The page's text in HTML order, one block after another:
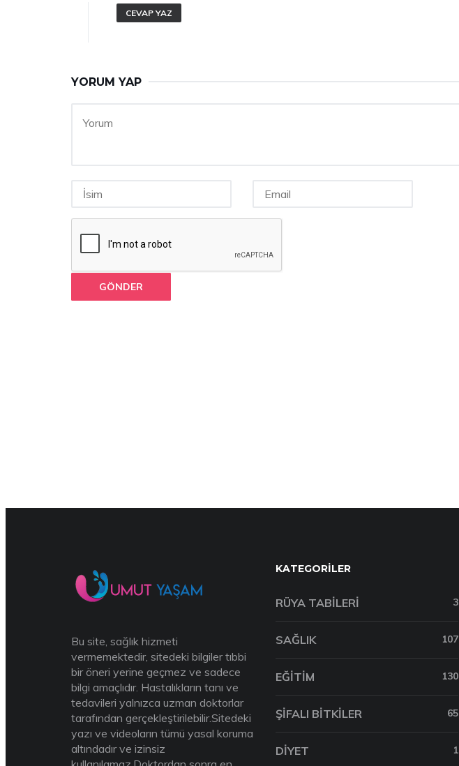
CEVAP YAZ
YORUM YAP
GÖNDER
Bu site, sağlık hizmeti
vermemektedir, sitedeki bilgiler tıbbi
bir öneri yerine geçmez ve sadece
bilgi amaçlıdır. Hastalıkların tanı ve
tedavileri yalnızca uzman doktorlar
tarafından gerçekleştirilebilir.Sitedeki
yazı ve videoların tümü yasal koruma
altındadır ve izinsiz
KATEGORILER
RÜYA TABILERI 3
SAĞLIK 107
EĞITIM 130
ŞIFALI BITKILER 65
DIYET 1